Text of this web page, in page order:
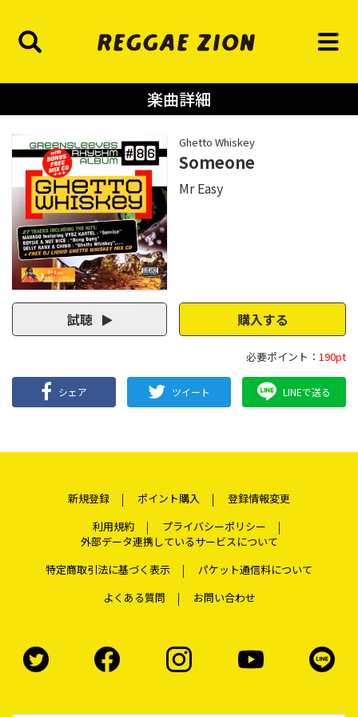
楽曲詳細
Ghetto Whiskey
Someone
Mr Easy
試聴 購入する
必要ポイント： 190pt
シェア ツイート LINEで送る
新規登録 ポイント購入
登録情報変更
利用規約
プライバシーポリシー
外部データ連携しているサービスについて
特定商取引法に基づく表示
パケット通信料について
よくある質問
お問い合わせ